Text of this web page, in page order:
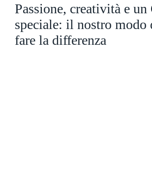
Passione, creatività e un
speciale: il nostro modo
fare la differenza